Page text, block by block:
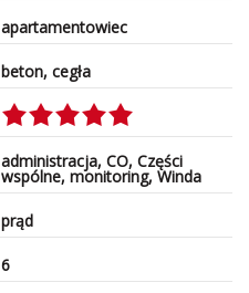
apartamentowiec
beton, cegła
administracja, CO, Części
wspólne, monitoring, Winda
prąd
6